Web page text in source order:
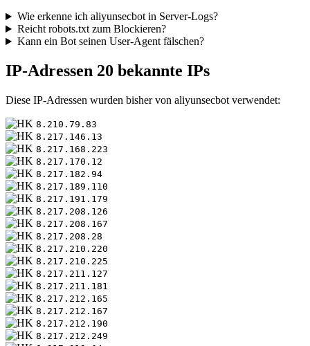
Wie erkenne ich aliyunsecbot in Server-Logs?
Reicht robots.txt zum Blockieren?
Kann ein Bot seinen User-Agent fälschen?
IP-Adressen 20 bekannte IPs
Diese IP-Adressen wurden bisher von aliyunsecbot verwendet:
8.210.79.83
8.217.146.13
8.217.168.223
8.217.170.12
8.217.182.94
8.217.189.110
8.217.191.179
8.217.208.126
8.217.208.167
8.217.208.28
8.217.210.220
8.217.210.225
8.217.211.127
8.217.211.181
8.217.212.165
8.217.212.167
8.217.212.190
8.217.212.249